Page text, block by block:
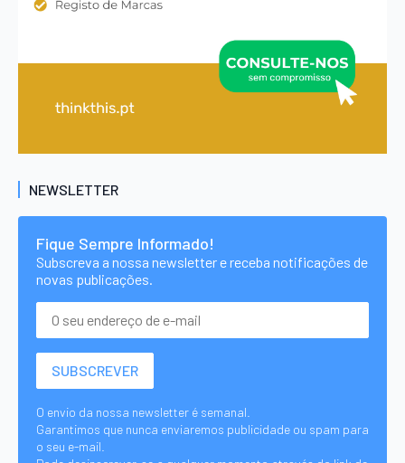
NEWSLETTER
Fique Sempre Informado!
Subscreva a nossa newsletter e receba notificações de
novas publicações.
O envio da nossa newsletter é semanal.
Garantimos que nunca enviaremos publicidade ou spam para
o seu e-mail.